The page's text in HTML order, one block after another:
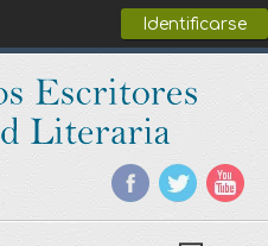
Identificarse